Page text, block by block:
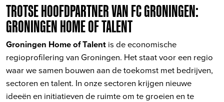
TROTSE HOOFDPARTNER VAN FC GRONINGEN:
GRONINGEN HOME OF TALENT
Groningen Home of Talent is de economische
regioprofilering van Groningen. Het staat voor een regio
waar we samen bouwen aan de toekomst met bedrijven,
sectoren en talent. In onze sectoren krijgen nieuwe
ideeën en initiatieven de ruimte om te groeien en te